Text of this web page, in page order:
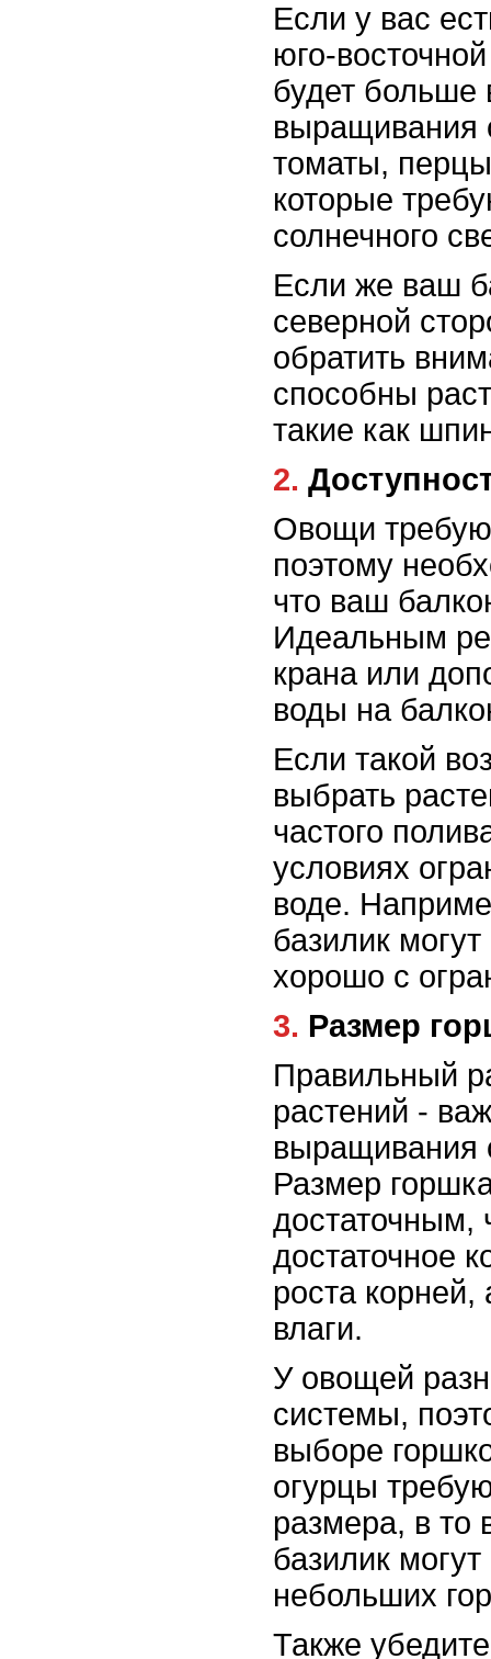
Если у вас
юго-
будет больше
выращивания
томаты,
которые
солнечного
Если же ваш
северной
обратить
способны
такие как
2.
Овощи
поэтому
что ваш
Идеальным
крана или
воды на
Если такой
выбрать
частого
условиях
воде.
базилик
хорошо с
3. Размер
Правильный
растений -
выращивания
Размер
достаточным,
достаточное
роста
влаги.
У овощей
системы,
выборе
огурцы
размера, в то
базилик
небольших
Также